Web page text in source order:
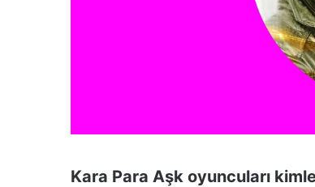
Kara Para Aşk oyuncuları